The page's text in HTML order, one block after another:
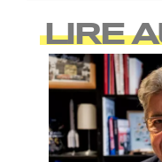
LIRE